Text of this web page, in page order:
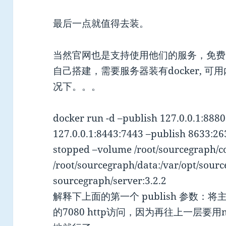
最后一点就值得去装。
当然官网也是支持使用他们的服务，免
自己搭建，需要服务器装有docker, 可
况下。。。
docker run -d –publish
127.0.0.1:8443:7443 –publish
stopped –volume /root/sourcegraph/
/root/sourcegraph/data:/var/opt/
sourcegraph/server:3.2.2
解释下上面的第一个 publish 参数：将
的7080 http访问，因为再往上一层要